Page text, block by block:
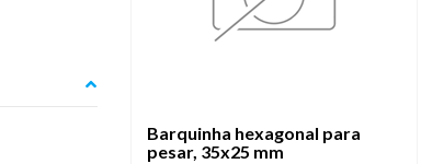
Barquinha hexagonal para
pesar, 35x25 mm